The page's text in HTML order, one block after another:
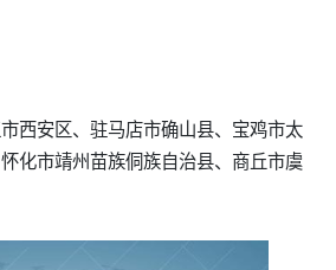
西安区、驻马店市确山县、宝鸡市太
化市靖州苗族侗族自治县、商丘市虞